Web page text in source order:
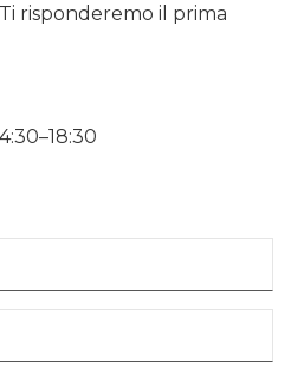
risponderemo il prima